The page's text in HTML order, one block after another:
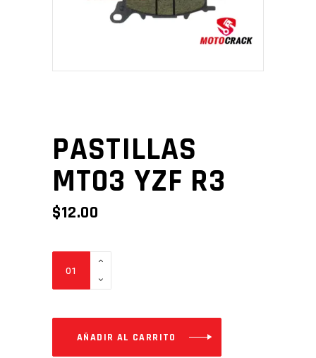
PASTILLAS
MT03 YZF R3
$12.00
PASTILLAS
R3
CantidadAÑADIR AL CARRITO